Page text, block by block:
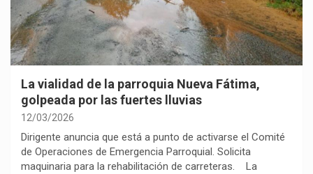
La vialidad de la parroquia Nueva Fátima,
golpeada por las fuertes lluvias
12/03/2026
Dirigente anuncia que está a punto de activarse el Comité
de Operaciones de Emergencia Parroquial. Solicita
maquinaria para la rehabilitación de carreteras. La